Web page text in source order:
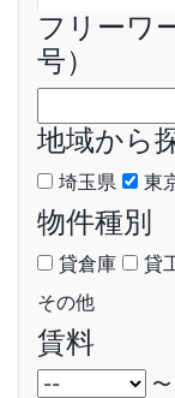
フリーワ
号）
地域から
埼玉県 東
物件種別
貸倉庫 貸
その他
賃料
〜